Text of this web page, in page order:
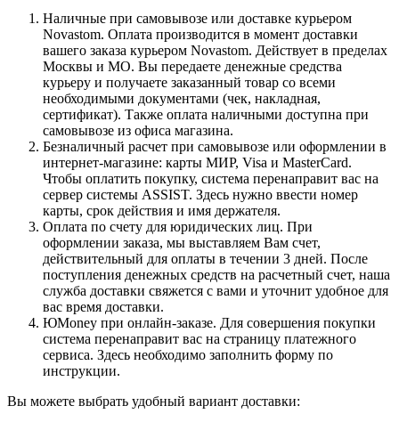
Наличные при самовывозе или доставке курьером
Novastom. Оплата производится в момент доставки
вашего заказа курьером Novastom. Действует в пределах
Москвы и МО. Вы передаете денежные средства
курьеру и получаете заказанный товар со всеми
необходимыми документами (чек, накладная,
сертификат). Также оплата наличными доступна при
самовывозе из офиса магазина.
Безналичный расчет при самовывозе или оформлении в
интернет-магазине: карты МИР, Visa и MasterCard.
Чтобы оплатить покупку, система перенаправит вас на
сервер системы ASSIST. Здесь нужно ввести номер
карты, срок действия и имя держателя.
Оплата по счету для юридических лиц. При
оформлении заказа, мы выставляем Вам счет,
действительный для оплаты в течении 3 дней. После
поступления денежных средств на расчетный счет, наша
служба доставки свяжется с вами и уточнит удобное для
вас время доставки.
ЮMoney при онлайн-заказе. Для совершения покупки
система перенаправит вас на страницу платежного
сервиса. Здесь необходимо заполнить форму по
инструкции.
Вы можете выбрать удобный вариант доставки: